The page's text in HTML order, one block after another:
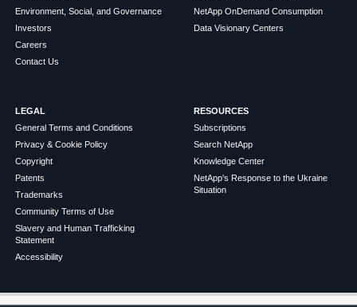
Environment, Social, and Governance
Investors
Careers
Contact Us
NetApp OnDemand Consumption
Data Visionary Centers
LEGAL
General Terms and Conditions
Privacy & Cookie Policy
Copyright
Patents
Trademarks
Community Terms of Use
Slavery and Human Trafficking
Statement
Accessibility
RESOURCES
Subscriptions
Search NetApp
Knowledge Center
NetApp's Response to the Ukraine
Situation